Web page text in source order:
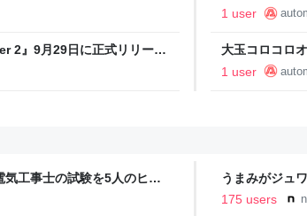
- AUTOMATON
大改善へ。「
1 user
2』9月29日に正式リリース
広大自然に生きる野生動物
大玉コロコロ
界をボールが
1 user
気工事士の試験を5人のヒロ
形式CBT模擬試験”で本格的
うまみがジュ
175 users